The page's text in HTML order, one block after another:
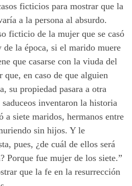
ficticios para mostrar que la
a la persona al absurdo.
ficticio de la mujer que se casó
de la época, si el marido muere
que casarse con la viuda del
en caso de que alguien
su propiedad pasara a otra
inventaron la historia
a siete maridos, hermanos entre
sin hijos. Y le
pues, ¿de cuál de ellos será
Porque fue mujer de los siete.”
que la fe en la resurrección